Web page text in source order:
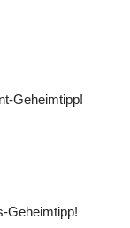
Geheimtipp!
Geheimtipp!